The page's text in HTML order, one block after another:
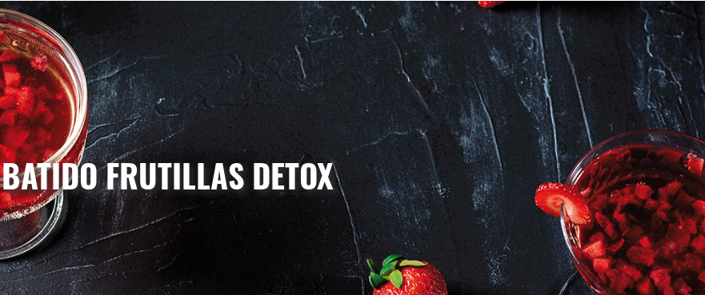
BATIDO FRUTILLAS DETOX